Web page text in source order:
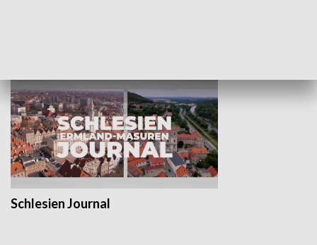
Schlesien Journal